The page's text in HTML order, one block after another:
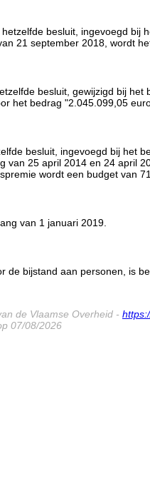
besluit, ingevoegd
21 september 2018, wordt
besluit, gewijzigd bij
het bedrag "2.045.099,05
besluit, ingevoegd bij het
van 25 april 2014 en 24 april
wordt een budget van
van 1 januari 2019.
de bijstand aan personen, is
de Vlaamse Overheid -
07/08/2026